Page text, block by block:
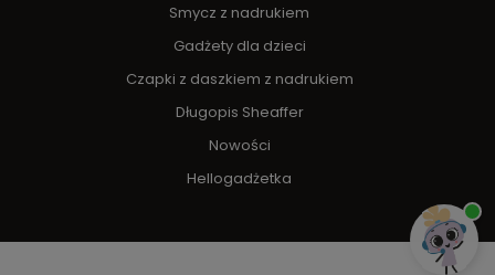
Smycz z nadrukiem
Gadżety dla dzieci
Czapki z daszkiem z nadrukiem
Długopis Sheaffer
Nowości
Hellogadżetka